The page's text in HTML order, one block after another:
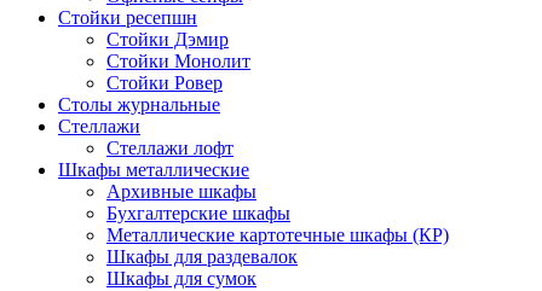
Стойки ресепшн
Стойки Дэмир
Стойки Монолит
Стойки Ровер
Столы журнальные
Стеллажи
Стеллажи лофт
Шкафы металлические
Архивные шкафы
Бухгалтерские шкафы
Металлические картотечные шкафы (КР)
Шкафы для раздевалок
Шкафы для сумок